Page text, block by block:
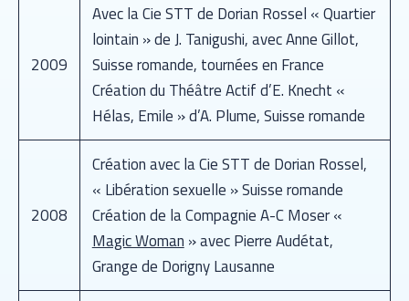
2009
Avec la Cie STT de Dorian Rossel « Quartier
lointain » de J. Tanigushi, avec Anne Gillot,
Suisse romande, tournées en France
Création du Théâtre Actif d’E. Knecht «
Hélas, Emile » d’A. Plume, Suisse romande
2008
Création avec la Cie STT de Dorian Rossel,
« Libération sexuelle » Suisse romande
Création de la Compagnie A-C Moser «
Magic Woman » avec Pierre Audétat,
Grange de Dorigny Lausanne